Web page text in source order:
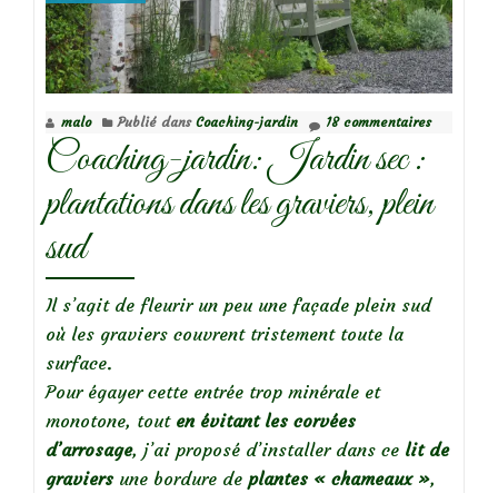
Mauve’,
une
giroflée
arbustive
malo Publié dans Coaching-jardin 18 commentaires
Coaching-jardin: Jardin sec :
plantations dans les graviers, plein
sud
Il s’agit de fleurir un peu une façade plein sud
où les graviers couvrent tristement toute la
surface.
Pour égayer cette entrée trop minérale et
monotone, tout en évitant les corvées
d’arrosage, j’ai proposé d’installer dans ce lit de
graviers une bordure de plantes « chameaux »,